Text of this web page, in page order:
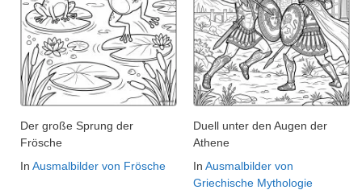
Der große Sprung der
Frösche
In Ausmalbilder von Frösche
Duell unter den Augen der
Athene
In Ausmalbilder von
Griechische Mythologie